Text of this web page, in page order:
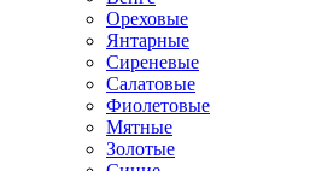
Ореховые
Янтарные
Сиреневые
Салатовые
Фиолетовые
Мятные
Золотые